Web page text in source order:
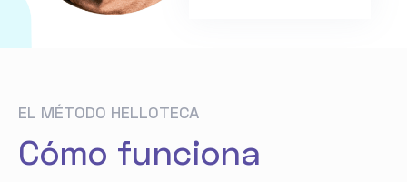
EL MÉTODO HELLOTECA
Cómo funciona